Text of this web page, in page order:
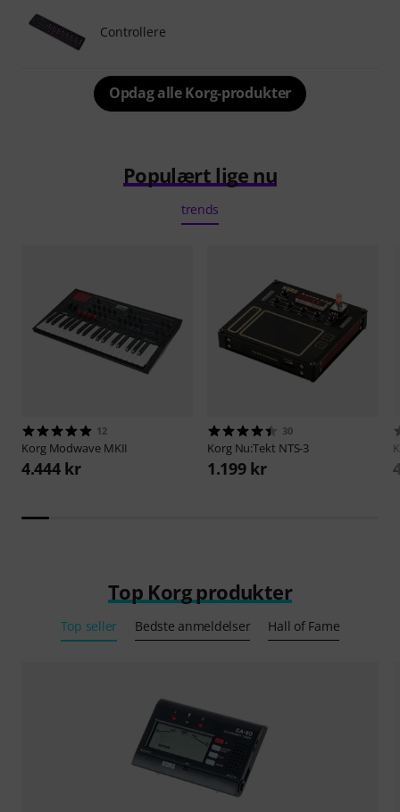
Controllere
Opdag alle Korg-produkter
Populært lige nu
trends
12
Korg Modwave MKII
4.444 kr
30
Korg Nu:Tekt NTS-3
1.199 kr
Top Korg produkter
Top seller Bedste anmeldelser Hall of Fame